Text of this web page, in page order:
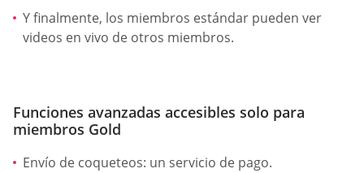
Y finalmente, los miembros estándar pueden ver
videos en vivo de otros miembros.
Funciones avanzadas accesibles solo para
miembros Gold
Envío de coqueteos: un servicio de pago.